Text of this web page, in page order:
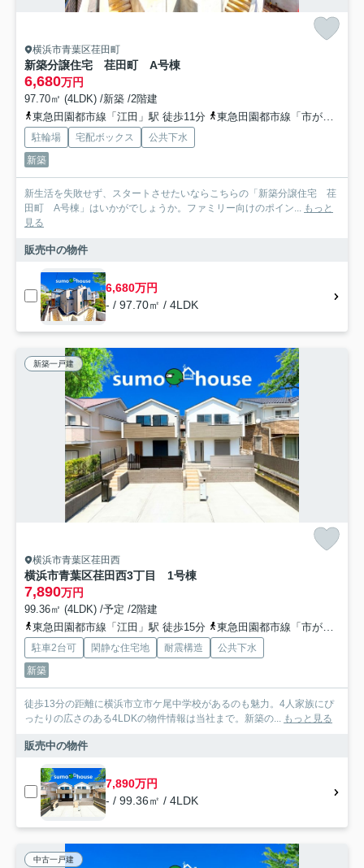
横浜市青葉区荏田町
新築分譲住宅 荏田町 A号棟
6,680万円
97.70㎡ (4LDK) /新築 /2階建
東急田園都市線「江田」駅 徒歩11分
東急田園都市線「市が尾」駅 徒歩27分
駐輪場 宅配ボックス
公共下水
新築
新生活を失敗せず、スタートさせたいならこちらの「新築分譲住宅 荏
田町 A号棟」はいかがでしょうか。ファミリー向けのポイン... もっと
見る
販売中の物件
6,680万円
- / 97.70㎡ / 4LDK
新築一戸建
横浜市青葉区荏田西
横浜市青葉区荏田西3丁目 1号棟
7,890万円
99.36㎡ (4LDK) /予定 /2階建
東急田園都市線「江田」駅 徒歩15分
東急田園都市線「市が尾」駅 徒歩19分
駐車2台可 閑静な住宅地 耐震構造
公共下水
新築
徒歩13分の距離に横浜市立市ケ尾中学校があるのも魅力。4人家族にぴ
ったりの広さのある4LDKの物件情報は当社まで。新築の... もっと見る
販売中の物件
7,890万円
- / 99.36㎡ / 4LDK
中古一戸建